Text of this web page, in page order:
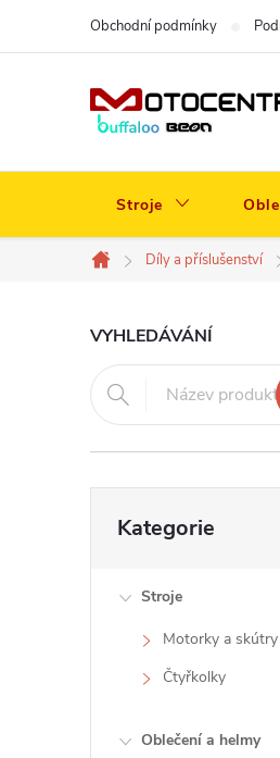
Obchodní podmínky
Stroje
Domů
Díly a příslušenství
P
o
s
VYHLEDÁVÁNÍ
kategorie
Kategorie
Stroje
Motorky a skútry
Čtyřkolky
Oblečení a helmy